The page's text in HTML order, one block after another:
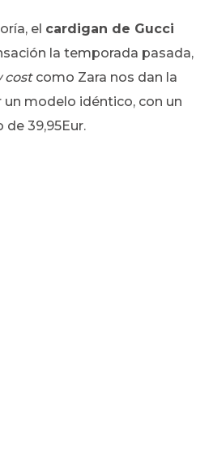
el cardigan de Gucci
la temporada pasada,
costcomo Zara nos dan la
modelo idéntico, con un
39,95Eur.